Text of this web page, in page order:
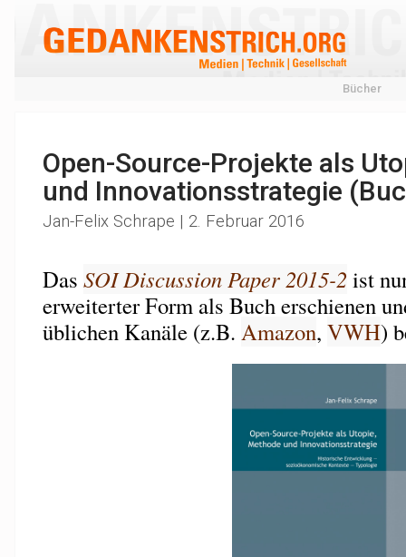
Bücher
Open-Source-Projekte als
und Innovationsstrategie
Jan-Felix Schrape | 2. Februar 2016
Das SOI Discussion Paper 2015-2 ist
erweiterter Form als Buch erschienen
üblichen Kanäle (z.B. Amazon, VWH)